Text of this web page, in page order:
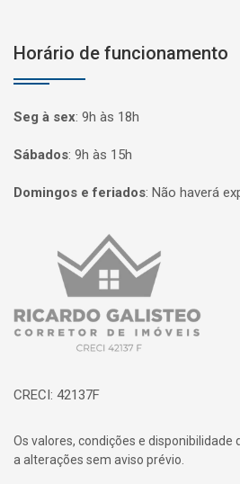
Horário de funcionamento
Seg à sex: 9h às 18h
Sábados: 9h às 15h
Domingos e feriados: Não haverá
Página inicial
CRECI: 42137F
Os valores, condições e disponibilidade
a alterações sem aviso prévio.